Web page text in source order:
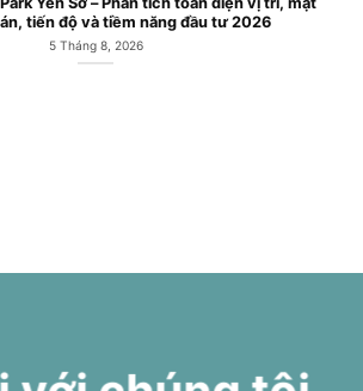
Mai
6 Tháng 7, 2026